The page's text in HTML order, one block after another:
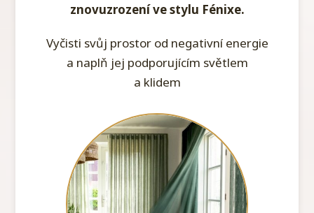
znovuzrození ve stylu Fénixe.
Vyčisti svůj prostor od negativní energie
a naplň jej podporujícím světlem
a klidem